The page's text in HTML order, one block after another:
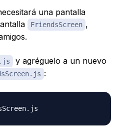
una pantalla
FriendsScreen ,
y agréguelo a un nuevo
: